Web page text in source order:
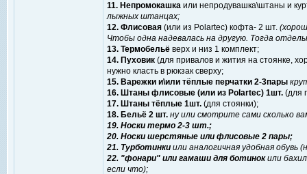
11. Непромокашка или непродувашка\штаны и
лыжных штанцах;
12. Флисовая (или из Polartec) кофта- 2 шт.
Чтобы одна надевалась на другую. Тогда
13. Термобельё верх и низ 1 комплект;
14. Пуховик (для привалов и жития на стоянке,
нужно класть в рюкзак сверху;
15. Варежки и\или тёплые перчатки 2-3пары
16. Штаны флисовые (или из Polartec) 1шт. (для
17. Штаны тёплые 1шт. (для стоянки);
18. Бельё 2 шт. ну или смотрите сами сколько
19. Носки термо 2-3 шт.;
20. Носки шерстяные или флисовые 2 пары;
21. Турботинки или аналогичная удобная обувь
22. "фонари" или гамаши для ботинокили
если что);